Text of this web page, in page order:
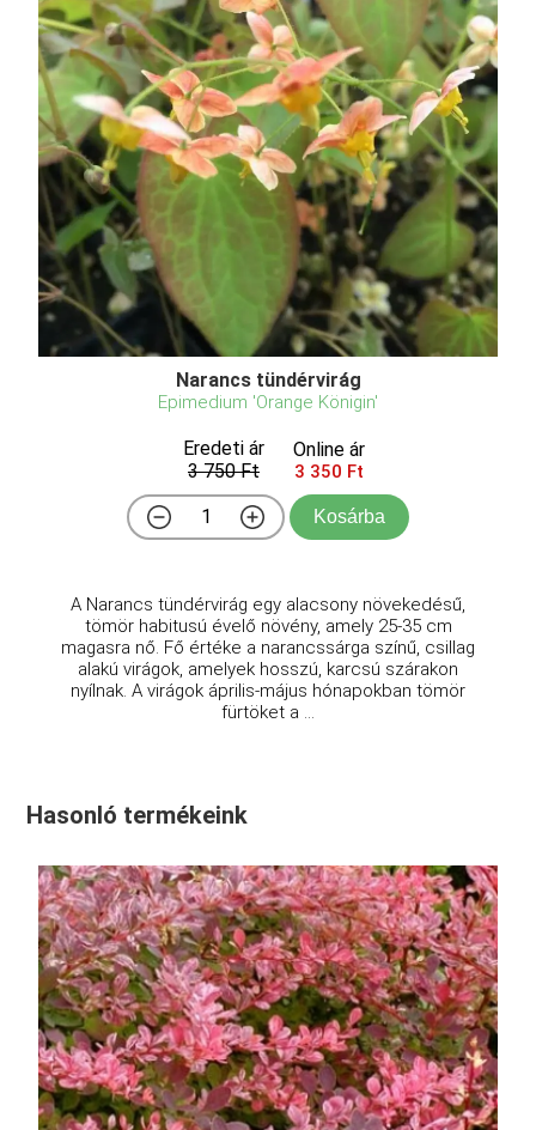
Narancs tündérvirág
Epimedium 'Orange Königin'
Eredeti ár
3 750 Ft
Online ár
3 350 Ft
Kosárba
A Narancs tündérvirág egy alacsony növekedésű,
tömör habitusú évelő növény, amely 25-35 cm
magasra nő. Fő értéke a narancssárga színű, csillag
alakú virágok, amelyek hosszú, karcsú szárakon
nyílnak. A virágok április-május hónapokban tömör
fürtöket a ...
Hasonló termékeink